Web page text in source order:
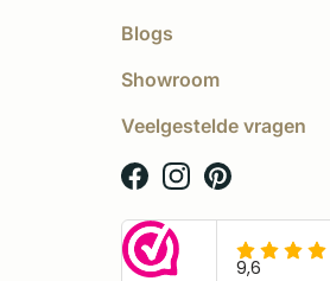
Blogs
Showroom
Veelgestelde vragen